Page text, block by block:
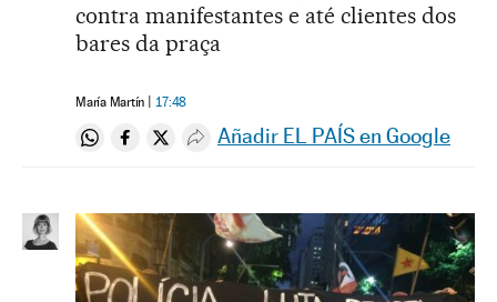
contra manifestantes e até clientes dos
bares da praça
María Martín 17:48
Compartir en Whatsapp
Compartir en Facebook
Compartir en Twitter
Desplegar Redes Sociales
Añadir EL PAÍS en Google